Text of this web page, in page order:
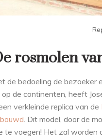
rosmolen
de bedoeling de bezoeker
op de continenten, heeft
verkleinde replica van de
. Dit model, door de
te voegen! Het zal worden